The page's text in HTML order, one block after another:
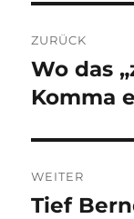
ZURÜCK
Vorheriger
Beitrag:
Wo das
Komma
WEITER
Nächster
Tief